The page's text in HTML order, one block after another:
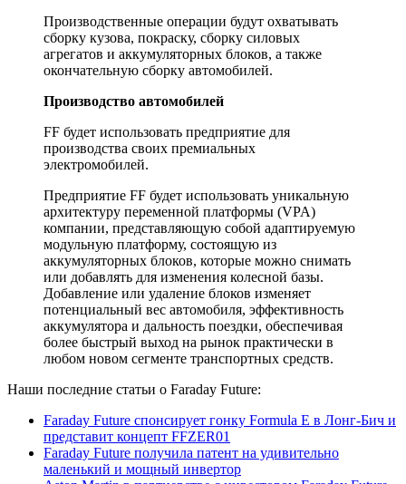
Производственные операции будут охватывать
сборку кузова, покраску, сборку силовых
агрегатов и аккумуляторных блоков, а также
окончательную сборку автомобилей.
Производство автомобилей
FF будет использовать предприятие для
производства своих премиальных
электромобилей.
Предприятие FF будет использовать уникальную
архитектуру переменной платформы (VPA)
компании, представляющую собой адаптируемую
модульную платформу, состоящую из
аккумуляторных блоков, которые можно снимать
или добавлять для изменения колесной базы.
Добавление или удаление блоков изменяет
потенциальный вес автомобиля, эффективность
аккумулятора и дальность поездки, обеспечивая
более быстрый выход на рынок практически в
любом новом сегменте транспортных средств.
Наши последние статьи о Faraday Future:
Faraday Future спонсирует гонку Formula E в Лонг-Бич и
представит концепт FFZER01
Faraday Future получила патент на удивительно
маленький и мощный инвертор